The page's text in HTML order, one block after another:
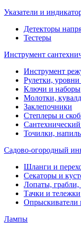
Указатели и
Детекторы
Тестеры
Инструмент
Инструмент
Рулетки,
Ключи и наборы
Молотки,
Заклепочники
Степлеры и
Точилки,
Садово-огородный
Шланги и
Секаторы и
Лопаты,
Тачки и тележки
Опрыскиватели
Лампы